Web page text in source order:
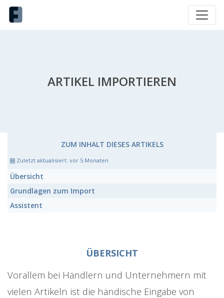
ARTIKEL IMPORTIEREN
ZUM INHALT DIESES ARTIKELS
Zuletzt aktualisiert: vor 5 Monaten
Übersicht
Grundlagen zum Import
Assistent
ÜBERSICHT
Vorallem bei Händlern und Unternehmern mit
vielen Artikeln ist die händische Eingabe von